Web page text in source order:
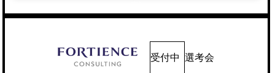
受付中 選考会